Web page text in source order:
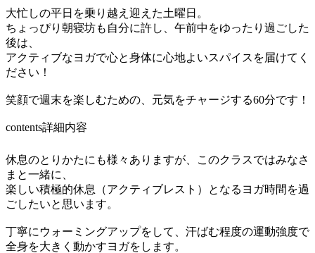
大忙しの平日を乗り越え迎えた土曜日。
ちょっぴり朝寝坊も自分に許し、午前中をゆったり過ごした
後は、
アクティブなヨガで心と身体に心地よいスパイスを届けてく
ださい！
笑顔で週末を楽しむための、元気をチャージする60分です！
contents詳細内容
休息のとりかたにも様々ありますが、このクラスではみなさ
まと一緒に、
楽しい積極的休息（アクティブレスト）となるヨガ時間を過
ごしたいと思います。
丁寧にウォーミングアップをして、汗ばむ程度の運動強度で
全身を大きく動かすヨガをします。